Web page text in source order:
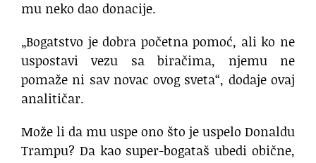
mu neko dao donacije.
„Bogatstvo je dobra početna pomoć, ali ko ne
uspostavi vezu sa biračima, njemu ne
pomaže ni sav novac ovog sveta“, dodaje ovaj
analitičar.
Može li da mu uspe ono što je uspelo Donaldu
Trampu? Da kao super-bogataš ubedi obične,